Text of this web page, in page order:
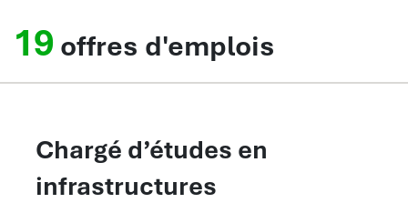
19 offres d'emplois
Chargé d’études en
infrastructures